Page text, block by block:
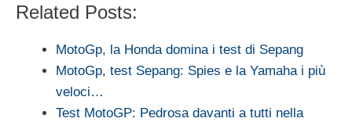
Related Posts:
MotoGp, la Honda domina i test di Sepang
MotoGp, test Sepang: Spies e la Yamaha i più
veloci…
Test MotoGP: Pedrosa davanti a tutti nella